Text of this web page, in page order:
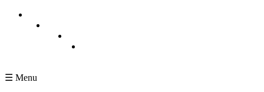
Pasar al contenido principal
☰ Menu